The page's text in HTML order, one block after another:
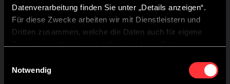
Datenverarbeitung finden Sie unter „Details anzeigen“.
Für diese Zwecke arbeiten wir mit Dienstleistern und
Dritten zusammen, welche die Daten auch für eigene
Durch Anklicken der Schaltfläche „Cookies zulassen“
Notwendig
BETTRUHE
möchtest mal unten schlafen? Die Sitzbank im
Handgriffen zu einem großen Doppelbett (110 × 200